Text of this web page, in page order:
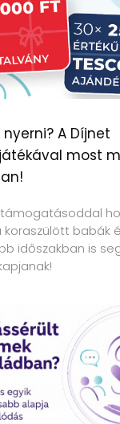
A Díjnet
most
támogatásoddal
koraszülött babák
időszakban is